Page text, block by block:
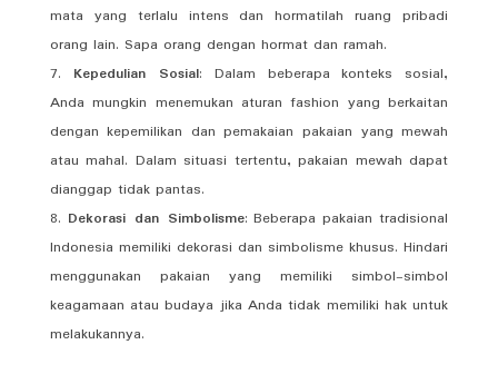
mata yang terlalu intens dan hormatilah ruang pribadi
orang lain. Sapa orang dengan hormat dan ramah.
Kepedulian Sosial: Dalam beberapa konteks sosial,
Anda mungkin menemukan aturan fashion yang berkaitan
dengan kepemilikan dan pemakaian pakaian yang mewah
atau mahal. Dalam situasi tertentu, pakaian mewah dapat
dianggap tidak pantas.
Dekorasi dan Simbolisme: Beberapa pakaian tradisional
Indonesia memiliki dekorasi dan simbolisme khusus. Hindari
menggunakan pakaian yang memiliki simbol-simbol
keagamaan atau budaya jika Anda tidak memiliki hak untuk
melakukannya.